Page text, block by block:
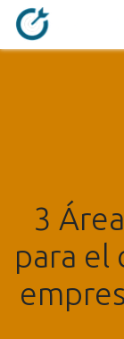
3
para el